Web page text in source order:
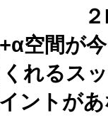
空間が
れるス
ントが